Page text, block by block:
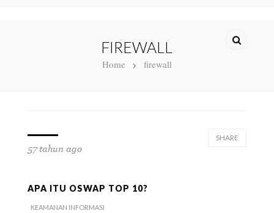
FIREWALL
Home firewall
57 tahun ago
SHARE
APA ITU OSWAP TOP 10?
KEAMANAN INFORMASI